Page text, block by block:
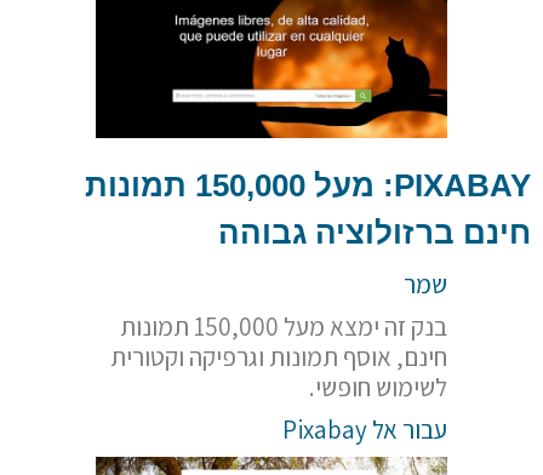
PIXABAY
: מעל 150,000 תמונות
חינם ברזולוציה גבוהה
שמר
בנק זה ימצא מעל 150,000 תמונות
חינם, אוסף תמונות וגרפיקה וקטורית
לשימוש חופשי.
עבור אל Pixabay